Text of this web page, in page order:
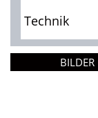
Technik
BILDER